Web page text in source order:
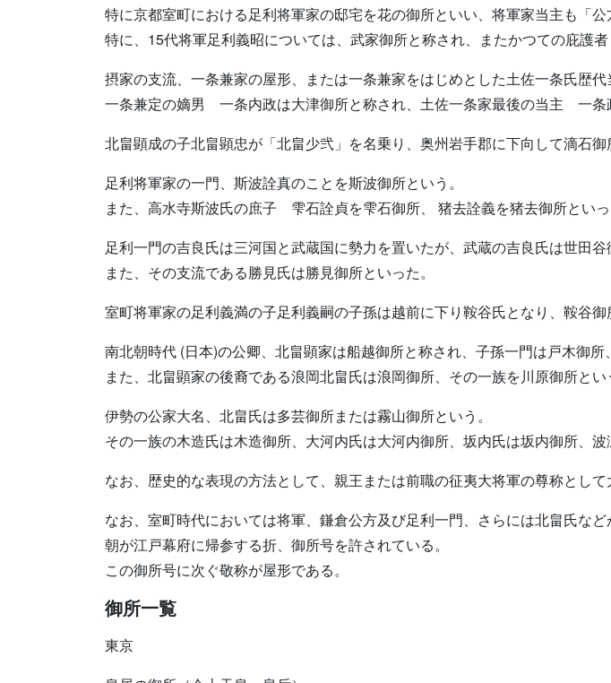
特に京都室町における足利将軍家の邸宅を花の御所といい、将軍家当主も「公
特に、15代将軍足利義昭については、武家御所と称され、またかつての庇護
摂家の支流、一条兼家の屋形、または一条兼家をはじめとした土佐一条氏歴代
一条兼定の嫡男 一条内政は大津御所と称され、土佐一条家最後の当主 一条
北畠顕成の子北畠顕忠が「北畠少弐」を名乗り、奥州岩手郡に下向して滴石御
足利将軍家の一門、斯波詮真のことを斯波御所という。
また、高水寺斯波氏の庶子 雫石詮貞を雫石御所、 猪去詮義を猪去御所といっ
足利一門の吉良氏は三河国と武蔵国に勢力を置いたが、武蔵の吉良氏は世田谷
また、その支流である勝見氏は勝見御所といった。
室町将軍家の足利義満の子足利義嗣の子孫は越前に下り鞍谷氏となり、鞍谷御
南北朝時代 (日本)の公卿、北畠顕家は船越御所と称され、子孫一門は戸木御所
また、北畠顕家の後裔である浪岡北畠氏は浪岡御所、その一族を川原御所とい
伊勢の公家大名、北畠氏は多芸御所または霧山御所という。
その一族の木造氏は木造御所、大河内氏は大河内御所、坂内氏は坂内御所、
なお、歴史的な表現の方法として、親王または前職の征夷大将軍の尊称として
なお、室町時代においては将軍、鎌倉公方及び足利一門、さらには北畠氏な
朝が江戸幕府に帰参する折、御所号を許されている。
この御所号に次ぐ敬称が屋形である。
御所一覧
東京